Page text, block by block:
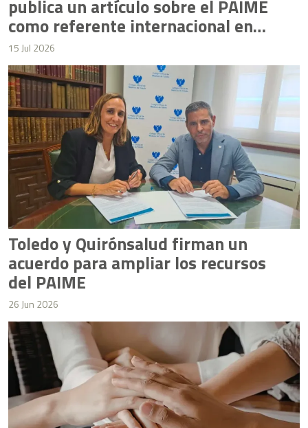
publica un artículo sobre el PAIME
como referente internacional en
salud mental
15 Jul 2026
Toledo y Quirónsalud firman un
acuerdo para ampliar los recursos
del PAIME
26 Jun 2026